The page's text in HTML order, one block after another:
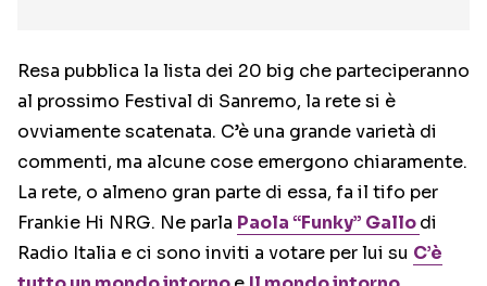
Resa pubblica la lista dei 20 big che parteciperanno
al prossimo Festival di Sanremo, la rete si è
ovviamente scatenata. C’è una grande varietà di
commenti, ma alcune cose emergono chiaramente.
La rete, o almeno gran parte di essa, fa il tifo per
Frankie Hi NRG. Ne parla Paola “Funky” Gallodi
Radio Italia e ci sono inviti a votare per lui su C’è